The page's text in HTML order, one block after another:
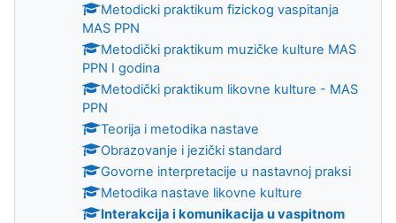
Metodicki praktikum fizickog vaspitanja
MAS PPN
Metodički praktikum muzičke kulture MAS
PPN I godina
Metodički praktikum likovne kulture - MAS
PPN
Teorija i metodika nastave
Obrazovanje i jezički standard
Govorne interpretacije u nastavnoj praksi
Metodika nastave likovne kulture
Interakcija i komunikacija u vaspitnom